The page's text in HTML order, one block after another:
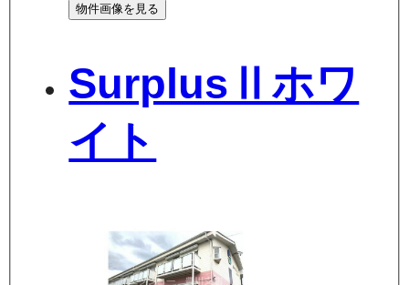
物件画像を見る
SurplusⅡホワ
イト